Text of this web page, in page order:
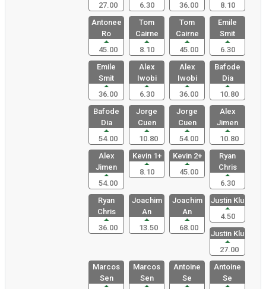
27.00
6.30
36.00
8.10
Antonee
Ro
45.00
Tom
Cairne
8.10
Tom
Cairne
45.00
Emile
Smit
6.30
Emile
Smit
36.00
Alex
Iwobi
6.30
Alex
Iwobi
36.00
Bafode
Dia
10.80
Bafode
Dia
54.00
Jorge
Cuen
10.80
Jorge
Cuen
54.00
Alex
Jimen
10.80
Alex
Jimen
54.00
Kevin 1+
8.10
Kevin 2+
45.00
Ryan
Chris
6.30
Ryan
Chris
36.00
Joachim
An
13.50
Joachim
An
68.00
Justin Klu
4.50
Justin Klu
27.00
Marcos
Sen
Marcos
Sen
Antoine
Se
Antoine
Se